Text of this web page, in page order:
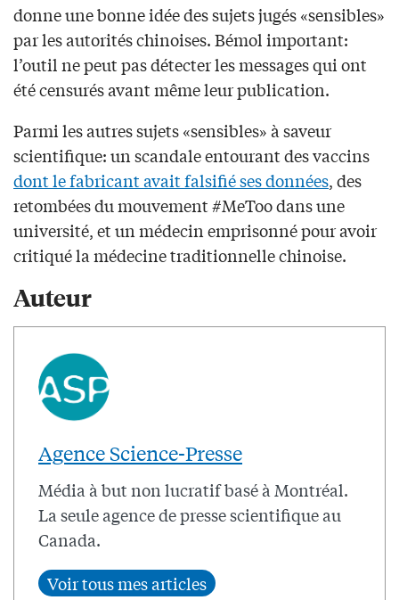
donne une bonne idée des sujets jugés «sensibles»
par les autorités chinoises. Bémol important:
l’outil ne peut pas détecter les messages qui ont
été censurés avant même leur publication.
Parmi les autres sujets «sensibles» à saveur
scientifique: un scandale entourant des vaccins
dont le fabricant avait falsifié ses données, des
retombées du mouvement #MeToo dans une
université, et un médecin emprisonné pour avoir
critiqué la médecine traditionnelle chinoise.
Auteur
Agence Science-Presse
Média à but non lucratif basé à Montréal.
La seule agence de presse scientifique au
Canada.